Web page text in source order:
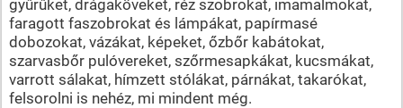
gyűrűket, drágaköveket, réz szobrokat, imamalmokat,
faragott faszobrokat és lámpákat, papírmasé
dobozokat, vázákat, képeket, őzbőr kabátokat,
szarvasbőr pulóvereket, szőrmesapkákat, kucsmákat,
varrott sálakat, hímzett stólákat, párnákat, takarókat,
felsorolni is nehéz, mi mindent még.